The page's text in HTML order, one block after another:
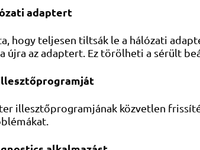
adaptert
hogy teljesen tiltsák le a hálózati
az adaptert. Ez törölheti a sérült
illesztőprogramjának közvetlen